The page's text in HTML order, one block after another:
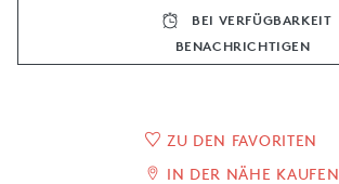
BEI VERFÜGBARKEIT
BENACHRICH­TIGEN
ZU DEN FAVORITEN
IN DER NÄHE KAUFEN